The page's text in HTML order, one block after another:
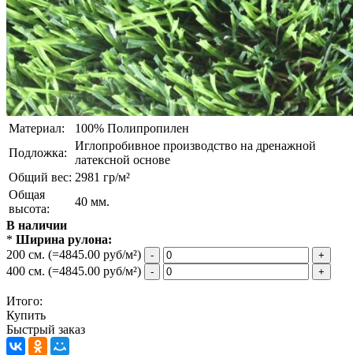
Материал:
100% Полипропилен
Подложка:
Иглопробивное производство на дренажной
латексной основе
Общий вес: 2981 гр/м²
Общая
высота:
40 мм.
В наличии
* Ширина рулона:
200 см. (=4845.00 руб/м²) - +
400 см. (=4845.00 руб/м²) - +
Итого:
Купить
Быстрый заказ